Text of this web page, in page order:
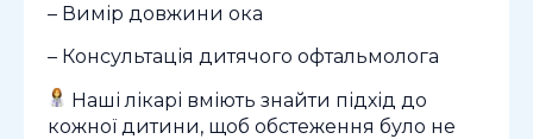
– Вимір довжини ока
– Консультація дитячого офтальмолога
Наші лікарі вміють знайти підхід до
кожної дитини, щоб обстеження було не